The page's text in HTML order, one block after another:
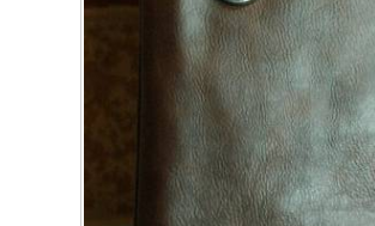
Túi đựng iPad